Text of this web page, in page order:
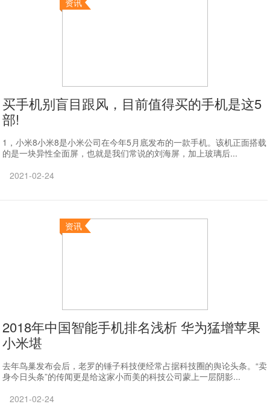
资讯
买手机别盲目跟风，目前值得买的手机是这5
部!
1，小米8小米8是小米公司在今年5月底发布的一款手机。该机正面搭载
的是一块异性全面屏，也就是我们常说的刘海屏，加上玻璃后...
2021-02-24
资讯
2018年中国智能手机排名浅析 华为猛增苹果
小米堪
去年鸟巢发布会后，老罗的锤子科技便经常占据科技圈的舆论头条。“卖
身今日头条”的传闻更是给这家小而美的科技公司蒙上一层阴影...
2021-02-24